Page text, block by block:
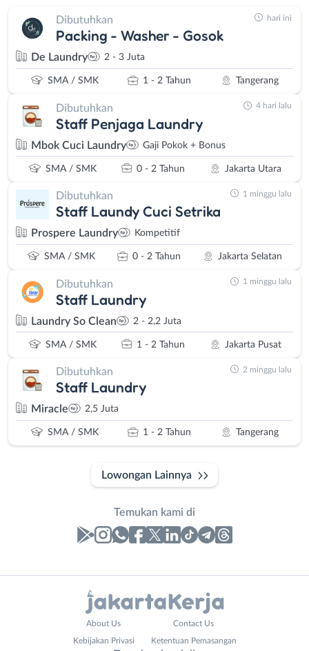
Dibutuhkan
Packing - Washer - Gosok
De Laundry 2 - 3 Juta
SMA / SMK 1 - 2 Tahun Tangerang
hari ini
Dibutuhkan
Staff Penjaga Laundry
Mbok Cuci Laundry Gaji Pokok + Bonus
SMA / SMK 0 - 2 Tahun Jakarta Utara
4 hari lalu
Dibutuhkan
Staff Laundy Cuci Setrika
Prospere Laundry Kompetitif
SMA / SMK 0 - 2 Tahun Jakarta Selatan
1 minggu lalu
Dibutuhkan
Staff Laundry
Laundry So Clean 2 - 2,2 Juta
SMA / SMK 1 - 2 Tahun Jakarta Pusat
1 minggu lalu
Dibutuhkan
Staff Laundry
Miracle 2,5 Juta
SMA / SMK 1 - 2 Tahun Tangerang
2 minggu lalu
Lowongan Lainnya
Temukan kami di
About Us Contact Us
Kebijakan Privasi Ketentuan Pemasangan